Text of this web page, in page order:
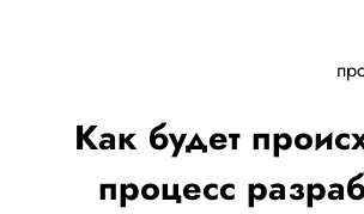
Как будет
процесс